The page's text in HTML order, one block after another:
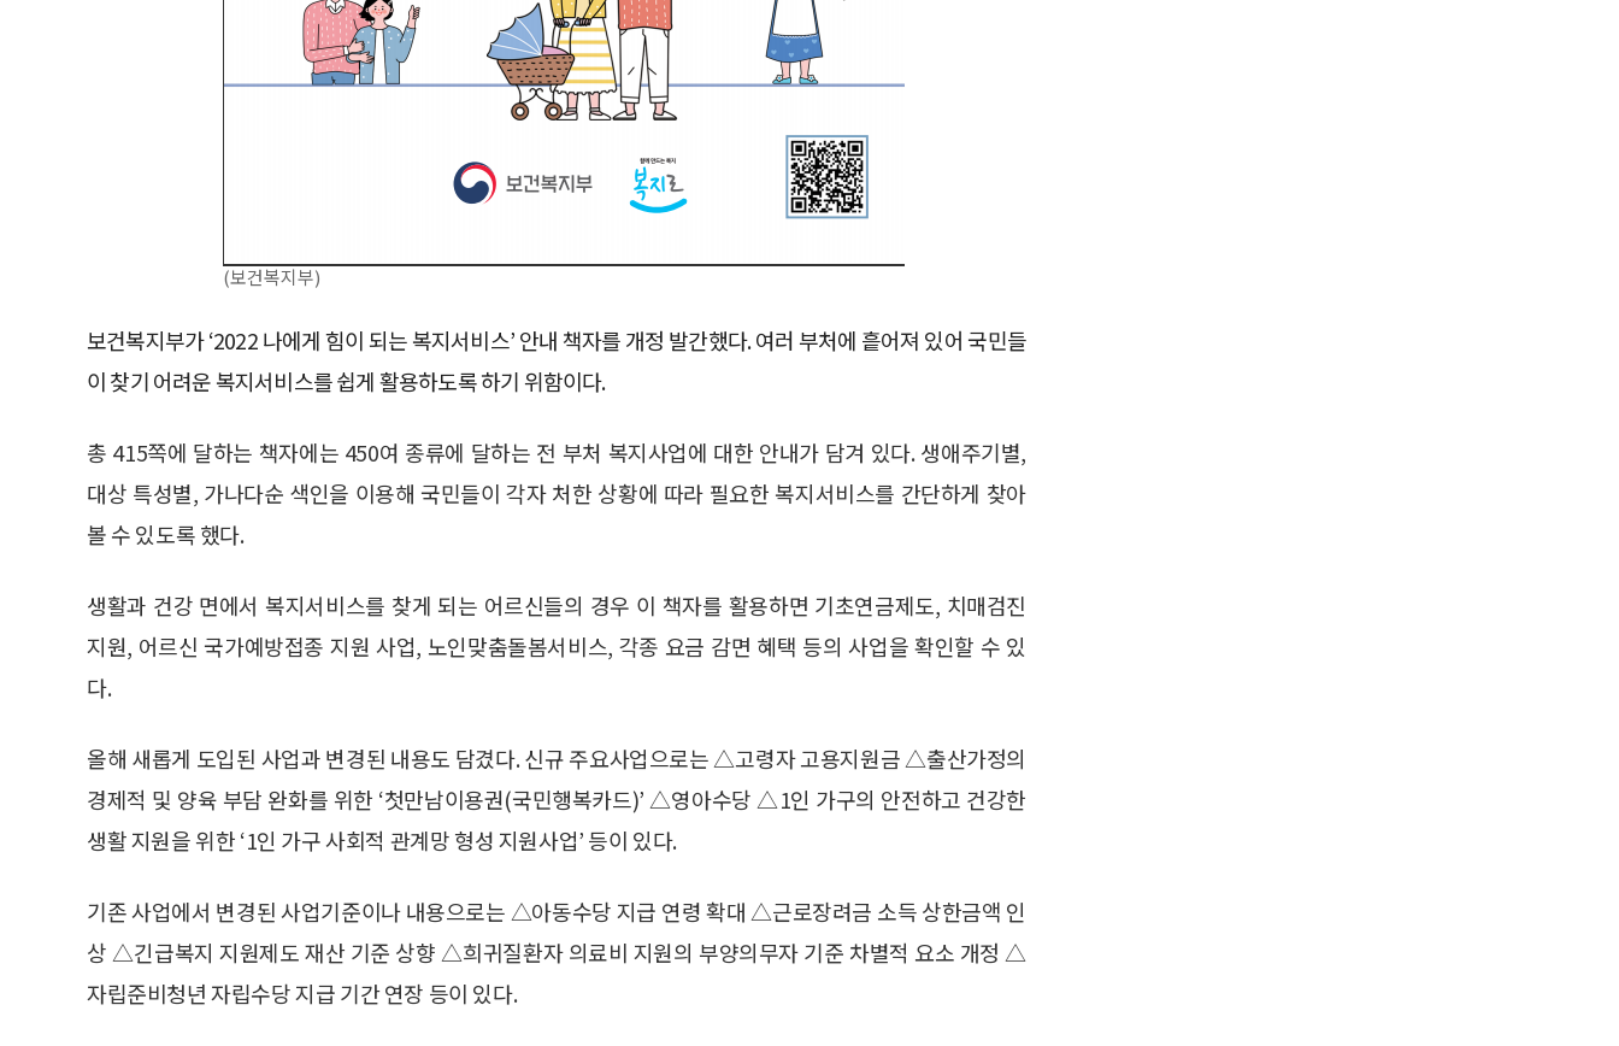
(보건복지부)
보건복지부가 ‘2022 나에게 힘이 되는 복지서비스’ 안내 책자를 개정 발간했다. 여러 부처에 흩어져 있어 국민들
이 찾기 어려운 복지서비스를 쉽게 활용하도록 하기 위함이다.
총 415쪽에 달하는 책자에는 450여 종류에 달하는 전 부처 복지사업에 대한 안내가 담겨 있다. 생애주기별,
대상 특성별, 가나다순 색인을 이용해 국민들이 각자 처한 상황에 따라 필요한 복지서비스를 간단하게 찾아
볼 수 있도록 했다.
생활과 건강 면에서 복지서비스를 찾게 되는 어르신들의 경우 이 책자를 활용하면 기초연금제도, 치매검진
지원, 어르신 국가예방접종 지원 사업, 노인맞춤돌봄서비스, 각종 요금 감면 혜택 등의 사업을 확인할 수 있
다.
올해 새롭게 도입된 사업과 변경된 내용도 담겼다. 신규 주요사업으로는 △고령자 고용지원금 △출산가정의
경제적 및 양육 부담 완화를 위한 ‘첫만남이용권(국민행복카드)’ △영아수당 △1인 가구의 안전하고 건강한
생활 지원을 위한 ‘1인 가구 사회적 관계망 형성 지원사업’ 등이 있다.
기존 사업에서 변경된 사업기준이나 내용으로는 △아동수당 지급 연령 확대 △근로장려금 소득 상한금액 인
상 △긴급복지 지원제도 재산 기준 상향 △희귀질환자 의료비 지원의 부양의무자 기준 차별적 요소 개정 △
자립준비청년 자립수당 지급 기간 연장 등이 있다.